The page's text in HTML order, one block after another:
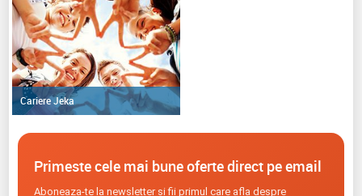
Cariere Jeka
Primeste cele mai bune oferte direct pe email
Aboneaza-te la newsletter si fii primul care afla despre